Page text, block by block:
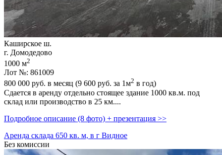
Каширское ш.
г. Домодедово
1000 м2
Лот №: 861009
800 000 руб. в месяц (9 600 руб. за 1м2 в год)
Сдается в аренду отдельно стоящее здание 1000 кв.м. под
склад или производство в 25 км....
Подробное описание (8 фото) + презентация >>
Аренда склада 650 кв. м, в г Видное
Без комиссии